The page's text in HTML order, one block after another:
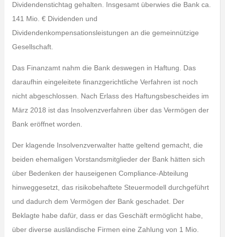
Dividendenstichtag gehalten. Insgesamt überwies die Bank ca.
141 Mio. € Dividenden und
Dividendenkompensationsleistungen an die gemeinnützige
Gesellschaft.
Das Finanzamt nahm die Bank deswegen in Haftung. Das
daraufhin eingeleitete finanzgerichtliche Verfahren ist noch
nicht abgeschlossen. Nach Erlass des Haftungsbescheides im
März 2018 ist das Insolvenzverfahren über das Vermögen der
Bank eröffnet worden.
Der klagende Insolvenzverwalter hatte geltend gemacht, die
beiden ehemaligen Vorstandsmitglieder der Bank hätten sich
über Bedenken der hauseigenen Compliance-Abteilung
hinweggesetzt, das risikobehaftete Steuermodell durchgeführt
und dadurch dem Vermögen der Bank geschadet. Der
Beklagte habe dafür, dass er das Geschäft ermöglicht habe,
über diverse ausländische Firmen eine Zahlung von 1 Mio.